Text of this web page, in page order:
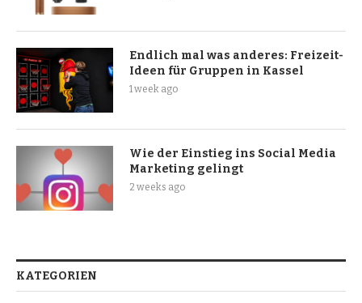
Endlich mal was anderes: Freizeit-
Ideen für Gruppen in Kassel
1 week ago
Wie der Einstieg ins Social Media
Marketing gelingt
2 weeks ago
KATEGORIEN